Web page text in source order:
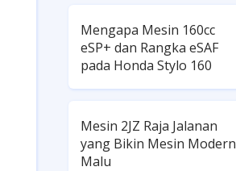
Mengapa Mesin 160cc
eSP+ dan Rangka eSAF
pada Honda Stylo 160
Mesin 2JZ Raja Jalanan
yang Bikin Mesin Modern
Malu